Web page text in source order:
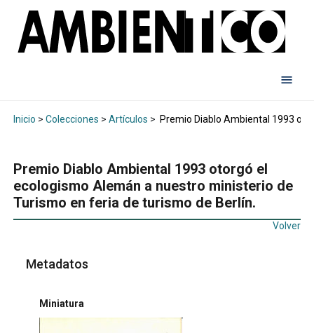
Inicio > Colecciones > Artículos > Premio Diablo Ambiental 1993
Premio Diablo Ambiental 1993 otorgó el
ecologismo Alemán a nuestro ministerio de
Turismo en feria de turismo de Berlín.
Volver
Metadatos
Miniatura